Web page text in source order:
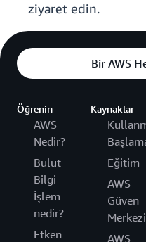
ziyaret edin.
Bir AWS
Öğrenin
AWS
Nedir?
Bulut
Bilgi
İşlem
nedir?
Etken
Kaynaklar
Eğitim
AWS
Güven
Merkezi
AWS